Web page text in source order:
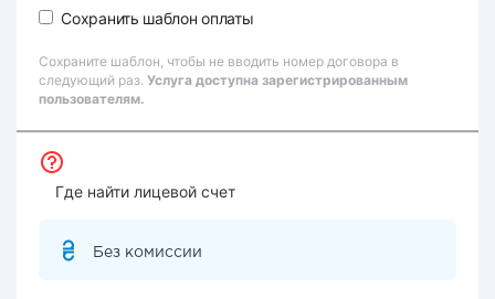
Сохранить шаблон оплаты
Сохраните шаблон, чтобы не вводить номер договора в
следующий раз. Услуга доступна зарегистрированным
пользователям.
Где найти лицевой счет
Без комиссии